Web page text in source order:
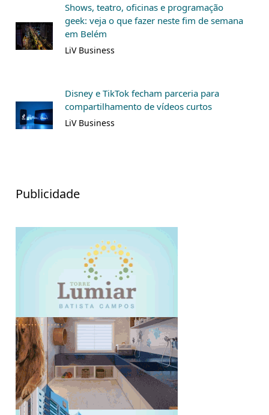
Shows, teatro, oficinas e programação
geek: veja o que fazer neste fim de semana
em Belém
LiV Business
Disney e TikTok fecham parceria para
compartilhamento de vídeos curtos
LiV Business
Publicidade